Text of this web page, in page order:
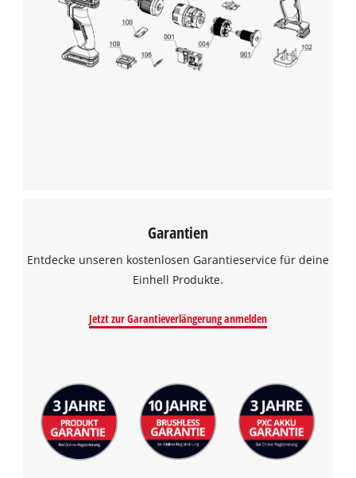
Garantien
Entdecke unseren kostenlosen Garantieservice für deine
Einhell Produkte.
Jetzt zur Garantieverlängerung anmelden